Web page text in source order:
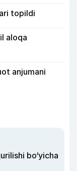
topildi
aloqa
anjumani
bo‘yicha